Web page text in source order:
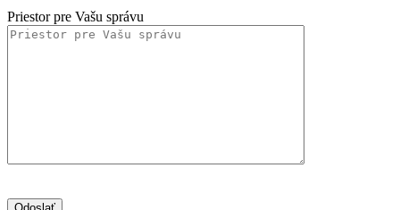
Priestor pre Vašu správu